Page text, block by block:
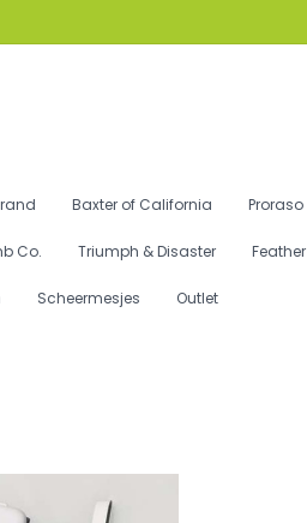
Baxter of California Proraso
Co. Triumph & Disaster Feather
Scheermesjes Outlet